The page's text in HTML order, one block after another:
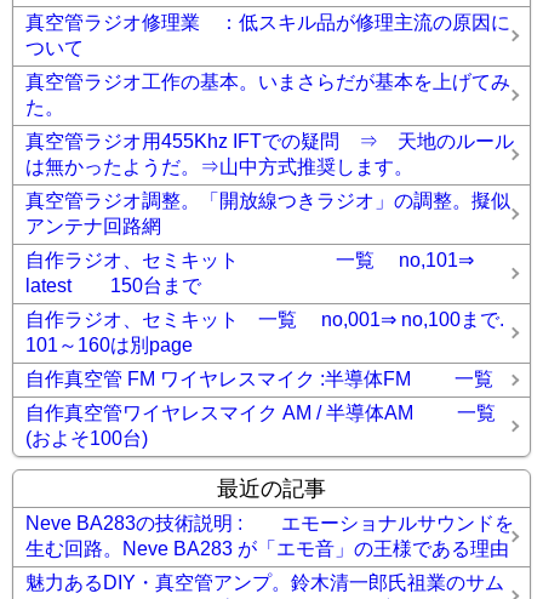
真空管ラジオ修理業 ：低スキル品が修理主流の原因に
ついて
真空管ラジオ工作の基本。いまさらだが基本を上げてみ
た。
真空管ラジオ用455Khz IFTでの疑問 ⇒ 天地のルール
は無かったようだ。⇒山中方式推奨します。
真空管ラジオ調整。「開放線つきラジオ」の調整。擬似
アンテナ回路網
自作ラジオ、セミキット 一覧 no,101⇒
latest 150台まで
自作ラジオ、セミキット 一覧 no,001⇒ no,100まで.
101～160は別page
自作真空管 FM ワイヤレスマイク :半導体FM 一覧
自作真空管ワイヤレスマイク AM / 半導体AM 一覧
(およそ100台)
最近の記事
Neve BA283の技術説明 : エモーショナルサウンドを
生む回路。Neve BA283 が「エモ音」の王様である理由
魅力あるDIY・真空管アンプ。鈴木清一郎氏祖業のサム